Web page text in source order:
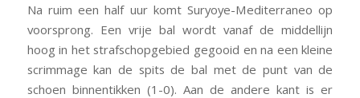
Na ruim een half uur komt Suryoye-Mediterraneo op
voorsprong. Een vrije bal wordt vanaf de middellijn
hoog in het strafschopgebied gegooid en na een kleine
scrimmage kan de spits de bal met de punt van de
schoen binnentikken (1-0). Aan de andere kant is er